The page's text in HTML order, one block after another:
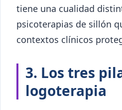
tiene una cualidad
psicoterapias de sillón
contextos clínicos
3. Los tres
logoterapia